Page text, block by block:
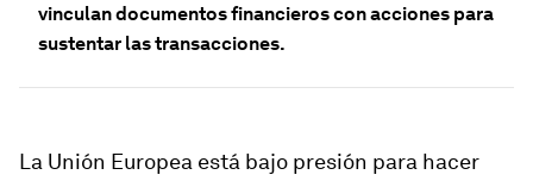
vinculan documentos financieros con acciones para
sustentar las transacciones.
La Unión Europea está bajo presión para hacer